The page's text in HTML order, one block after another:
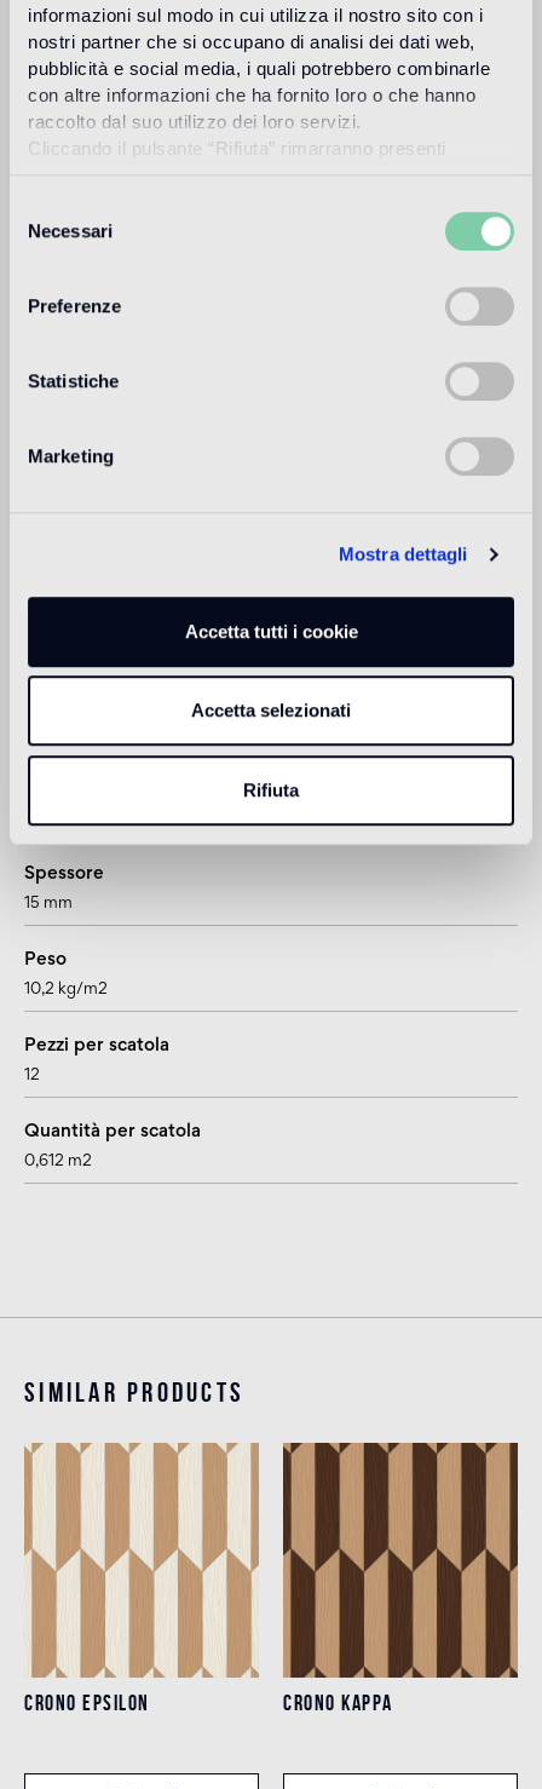
informazioni sul modo in cui utilizza il nostro sito con i
nostri partner che si occupano di analisi dei dati web,
pubblicità e social media, i quali potrebbero combinarle
con altre informazioni che ha fornito loro o che hanno
raccolto dal suo utilizzo dei loro servizi.
Cliccando il pulsante “Rifiuta” rimarranno presenti
tecnici.
delNecessari
Preferenze
Statistiche
Marketing
Mostra dettagli
Accetta tutti i cookie
Accetta selezionati
Rifiuta
Destinazione d'uso
Pavimento interno
alto traffico in ambienti residenziali: medio traffico in ambienti
non adatto
non adatto
Rivestimento esterno
adatto anche per pavimenti radianti
Informazioni tecniche
Spessore
15 mm
Peso
10,2 kg/m2
Pezzi per scatola
12
Quantità per scatola
0,612 m2
Similar products
CRONO EPSILON CRONO KAPPA